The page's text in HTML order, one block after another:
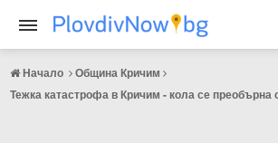
Начало
Община Кричим
Тежка катастрофа в Кричим - кола се преобърна